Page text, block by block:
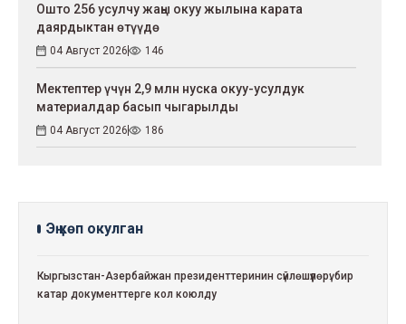
Ошто 256 усулчу жаңы окуу жылына карата
даярдыктан өтүүдө
04 Август 2026 146
Мектептер үчүн 2,9 млн нуска окуу-усулдук
материалдар басып чыгарылды
04 Август 2026 186
Эң көп окулган
Кыргызстан-Азербайжан президенттеринин сүйлөшүүлөрү: бир
катар документтерге кол коюлду